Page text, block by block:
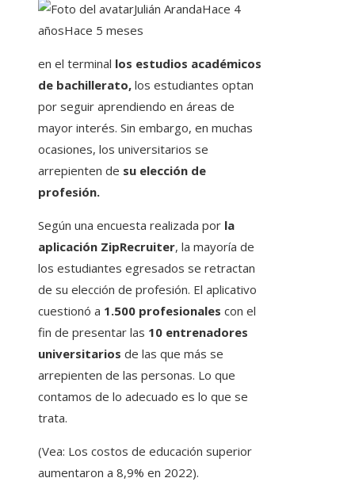
Julián ArandaHace 4
añosHace 5 meses
en el terminal los estudios académicos
de bachillerato, los estudiantes optan
por seguir aprendiendo en áreas de
mayor interés. Sin embargo, en muchas
ocasiones, los universitarios se
arrepienten de su elección de
profesión.
Según una encuesta realizada por la
aplicación ZipRecruiter, la mayoría de
los estudiantes egresados ​​se retractan
de su elección de profesión. El aplicativo
cuestionó a 1.500 profesionales con el
fin de presentar las 10 entrenadores
universitarios de las que más se
arrepienten de las personas. Lo que
contamos de lo adecuado es lo que se
trata.
(Vea: Los costos de educación superior
aumentaron a 8,9% en 2022).